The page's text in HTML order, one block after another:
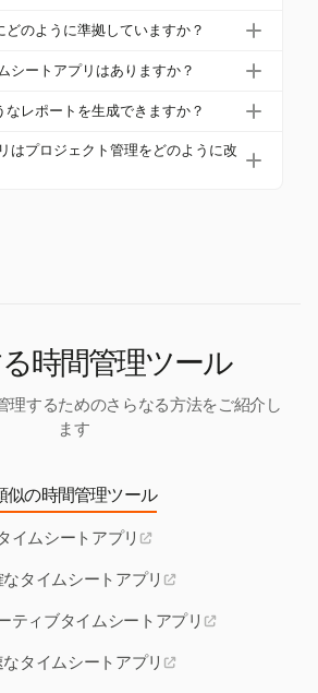
れらの分野に優れています。
正確な請求および給与プロセスを
およびAndroid向けのモバイルア
す。これは、リモートワーク
のように準拠していますか？
要件に準拠した正確なタイムトラッ
ストレージを含むことでコンプラ
シートアプリはありますか？
トアプリはいくつか存在します
しており、ユーザーはコミットメ
括的な機能を体験できます。
レポートを生成できますか？
経費、予算、チームの利用状況に
ートを生成します。これらの洞察
はプロジェクト管理をどのように改
時間管理ツール
理するためのさらなる方法をご紹介し
ます
似の時間管理ツール
イムシートアプリ
なタイムシートアプリ
ティブタイムシートアプリ
タイムシートアプリ